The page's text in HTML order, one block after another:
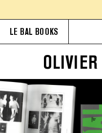
LE BAL BOOKS